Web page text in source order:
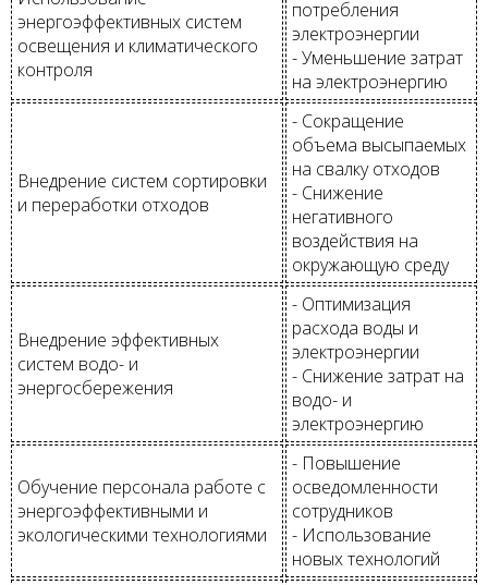
энергоэффективных систем
освещения и климатического
контроля
потребления
электроэнергии
- Уменьшение затрат
на электроэнергию
Внедрение систем сортировки
и переработки отходов
- Сокращение
объема высыпаемых
на свалку отходов
- Снижение
негативного
воздействия на
окружающую среду
Внедрение эффективных
систем водо- и
энергосбережения
- Оптимизация
расхода воды и
электроэнергии
- Снижение затрат на
водо- и
электроэнергию
Обучение персонала работе с
энергоэффективными и
экологическими технологиями
- Повышение
осведомленности
сотрудников
- Использование
новых технологий